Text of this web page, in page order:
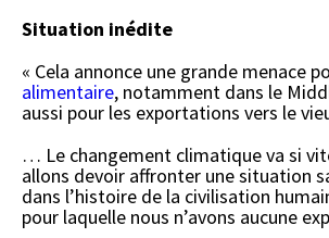
Situation inédite
« Cela annonce une grande menace
alimentaire, notamment dans le
aussi pour les exportations vers le
… Le changement climatique va si
allons devoir affronter une situation
dans l’histoire de la civilisation
pour laquelle nous n’avons aucune